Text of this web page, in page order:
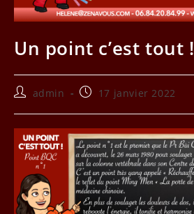
Un point c’est tout !
Auteur/autrice
la
publication :
admin
Publication
17 janvier 2022